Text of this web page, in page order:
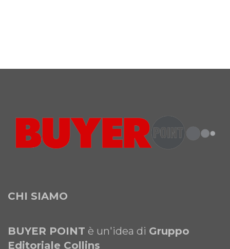
CHI SIAMO
BUYER POINT è un'idea di Gruppo
Editoriale Collins